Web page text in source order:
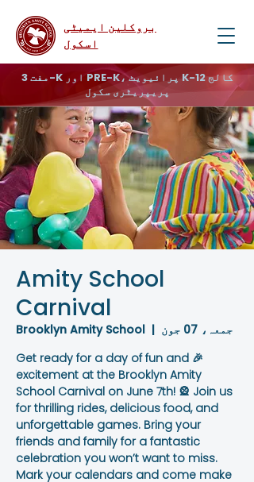
بروکلین ایمیٹی
اسکول
مفت 3-K اور PRE-K، پرائیویٹ K-12 کالج
پریپریٹری سکول
Amity School
Carnival
جمعہ، 07 جون
  |
Brooklyn Amity School
🎉 Get ready for a day of fun and
excitement at the Brooklyn Amity
School Carnival on June 7th! 🎡 Join us
for thrilling rides, delicious food, and
unforgettable games. Bring your
friends and family for a fantastic
celebration you won’t want to miss.
Mark your calendars and come make